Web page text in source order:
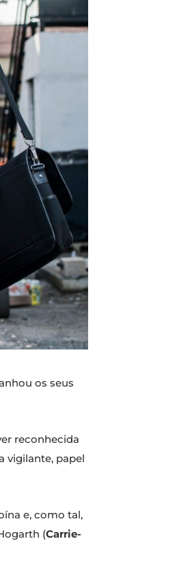
os seus
reconhecida
vigilante, papel
e, como tal,
(Carrie-